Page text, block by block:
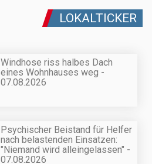
LOKALTICKER
Windhose riss halbes Dach
eines Wohnhauses weg -
07.08.2026
Psychischer Beistand für Helfer
nach belastenden Einsatzen:
"Niemand wird alleingelassen" -
07.08.2026